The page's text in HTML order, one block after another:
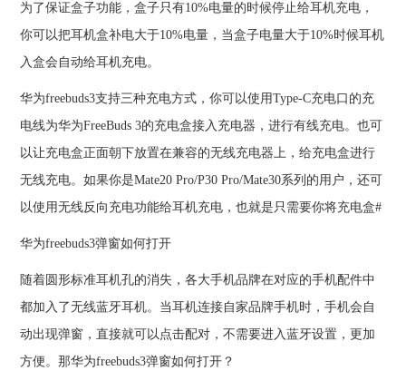
为了保证盒子功能，盒子只有10%电量的时候停止给耳机充电，
你可以把耳机盒补电大于10%电量，当盒子电量大于10%时候耳机
入盒会自动给耳机充电。
华为freebuds3支持三种充电方式，你可以使用Type-C充电口的充
电线为华为FreeBuds 3的充电盒接入充电器，进行有线充电。也可
以让充电盒正面朝下放置在兼容的无线充电器上，给充电盒进行
无线充电。如果你是Mate20 Pro/P30 Pro/Mate30系列的用户，还可
以使用无线反向充电功能给耳机充电，也就是只需要你将充电盒#
华为freebuds3弹窗如何打开
随着圆形标准耳机孔的消失，各大手机品牌在对应的手机配件中
都加入了无线蓝牙耳机。当耳机连接自家品牌手机时，手机会自
动出现弹窗，直接就可以点击配对，不需要进入蓝牙设置，更加
方便。那华为freebuds3弹窗如何打开？